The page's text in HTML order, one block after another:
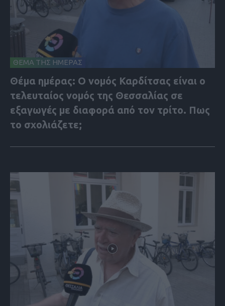
ΘΕΜΑ ΤΗΣ ΗΜΕΡΑΣ
Θέμα ημέρας: Ο νομός Καρδίτσας είναι ο
τελευταίος νομός της Θεσσαλίας σε
εξαγωγές με διαφορά από τον τρίτο. Πως
το σχολιάζετε;